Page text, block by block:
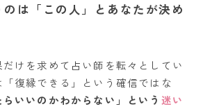
は「この人」とあなたが決め
けを求めて占い師を転々としてい
復縁できる」という確信ではな
らいいのかわからない」という 迷い